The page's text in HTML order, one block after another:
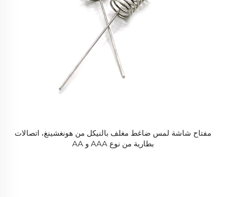
مفتاح شاشة لمس ضاغط مغلف بالنيكل من هونغشينغ، اتصالات
بطارية من نوع AAA و AA